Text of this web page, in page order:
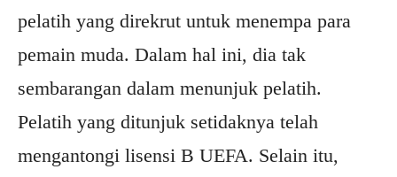
pelatih yang direkrut untuk menempa para
pemain muda. Dalam hal ini, dia tak
sembarangan dalam menunjuk pelatih.
Pelatih yang ditunjuk setidaknya telah
mengantongi lisensi B UEFA. Selain itu,